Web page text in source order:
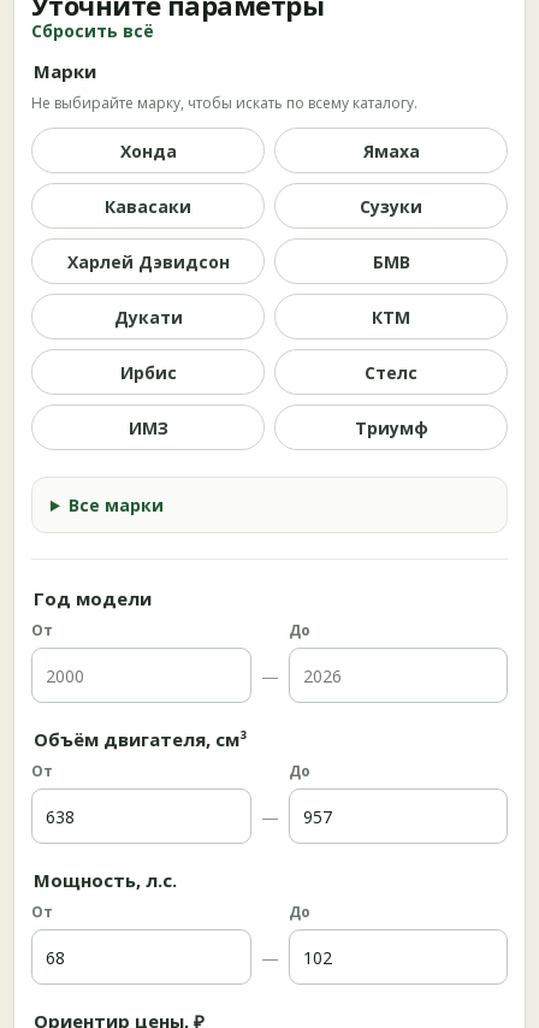
Сбросить всё
Марки
Не выбирайте марку, чтобы искать по всему каталогу.
Хонда Ямаха
Кавасаки Сузуки
Харлей Дэвидсон БМВ
Дукати КТМ
Ирбис Стелс
ИМЗ Триумф
Все марки
Год модели
От
—
До
Объём двигателя, см³
От
—
До
Мощность, л.с.
От
—
До
Ориентир цены, ₽